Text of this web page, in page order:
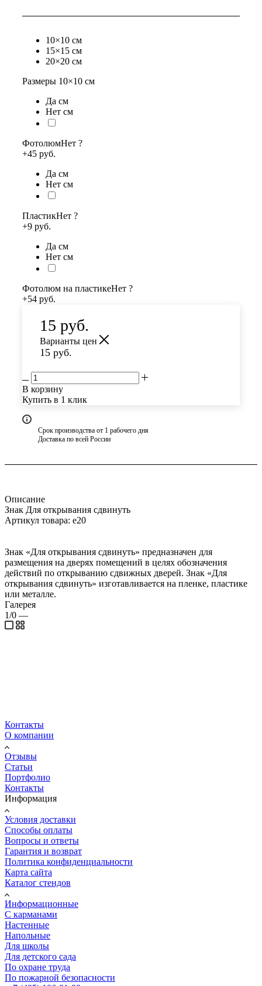
10×10 см
15×15 см
20×20 см
Размеры 10×10 см
Да см
Нет см
ФотолюмНет ?
+45 руб.
Да см
Нет см
ПластикНет ?
+9 руб.
Да см
Нет см
Фотолюм на пластикеНет ?
+54 руб.
15 руб.
Варианты цен
15 руб.
В корзину
Купить в 1 клик
Срок производства от 1 рабочего дня
Доставка по всей России
Описание
Знак Для открывания сдвинуть
Артикул товара: e20
Знак «Для открывания сдвинуть» предназначен для
размещения на дверях помещений в целях обозначения
действий по открыванию сдвижных дверей. Знак «Для
открывания сдвинуть» изготавливается на пленке, пластике
или металле.
Галерея
1/0 —
Контакты
О компании
Отзывы
Статьи
Портфолио
Контакты
Информация
Условия доставки
Способы оплаты
Вопросы и ответы
Гарантия и возврат
Политика конфиденциальности
Карта сайта
Каталог стендов
Информационные
С карманами
Настенные
Напольные
Для школы
Для детского сада
По охране труда
По пожарной безопасности